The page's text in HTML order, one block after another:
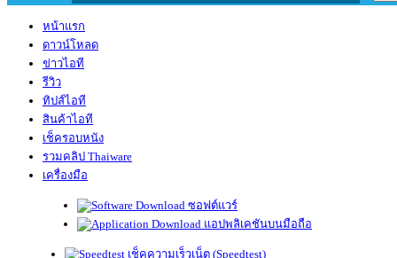
หน้าแรก
ดาวน์โหลด
ข่าวไอที
รีวิว
ทิปส์ไอที
สินค้าไอที
เช็ครอบหนัง
รวมคลิป Thaiware
เครื่องมือ
ซอฟต์แวร์
แอปพลิเคชันบนมือถือ
เช็คความเร็วเน็ต (Speedtest)